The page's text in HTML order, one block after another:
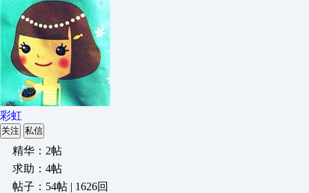
彩虹
关注 私信
精华：2帖
求助：4帖
帖子：54帖 | 1626回